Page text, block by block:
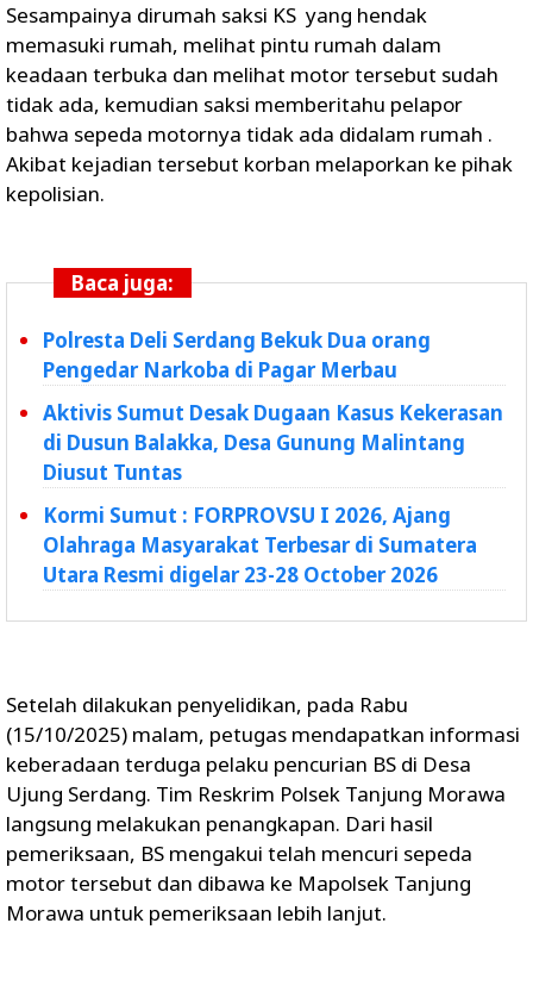
Sesampainya dirumah saksi KS yang hendak
memasuki rumah, melihat pintu rumah dalam
keadaan terbuka dan melihat motor tersebut sudah
tidak ada, kemudian saksi memberitahu pelapor
bahwa sepeda motornya tidak ada didalam rumah .
Akibat kejadian tersebut korban melaporkan ke pihak
kepolisian.
Baca juga:
Polresta Deli Serdang Bekuk Dua orang
Pengedar Narkoba di Pagar Merbau
Aktivis Sumut Desak Dugaan Kasus Kekerasan
di Dusun Balakka, Desa Gunung Malintang
Diusut Tuntas
Kormi Sumut : FORPROVSU I 2026, Ajang
Olahraga Masyarakat Terbesar di Sumatera
Utara Resmi digelar 23-28 October 2026
Setelah dilakukan penyelidikan, pada Rabu
(15/10/2025) malam, petugas mendapatkan informasi
keberadaan terduga pelaku pencurian BS di Desa
Ujung Serdang. Tim Reskrim Polsek Tanjung Morawa
langsung melakukan penangkapan. Dari hasil
pemeriksaan, BS mengakui telah mencuri sepeda
motor tersebut dan dibawa ke Mapolsek Tanjung
Morawa untuk pemeriksaan lebih lanjut.